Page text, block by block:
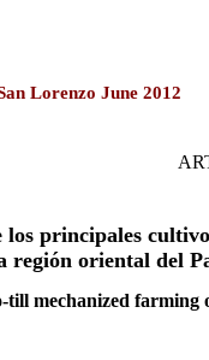
Lorenzo June 2012
principales
región oriental del
mechanized farming